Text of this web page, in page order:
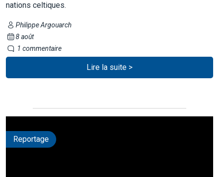
nations celtiques.
Philippe Argouarch
8 août
1 commentaire
Lire la suite >
Reportage